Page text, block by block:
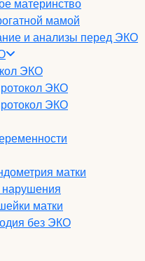
материнство
мамой
и анализы перед ЭКО
ЭКО
ЭКО
ЭКО
матки
матки
без ЭКО